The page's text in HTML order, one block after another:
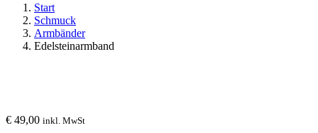
Start
Schmuck
Armbänder
Edelsteinarmband
€ 49,00 inkl. MwSt